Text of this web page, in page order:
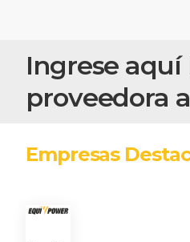
Ingrese aquí
proveedora
Empresas